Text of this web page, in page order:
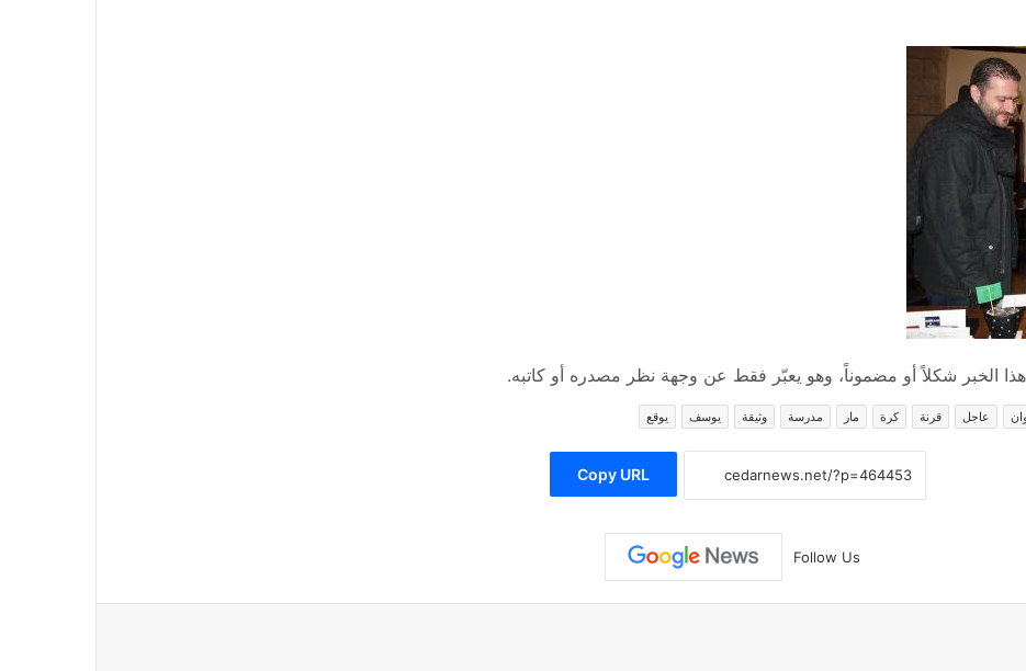
الخبر شكلاً أو مضموناً، وهو يعبّر فقط عن وجهة نظر مصدره أو كاتبه.
عاجل قرنة كرة مار مدرسة وثيقة يوسف يوقع
Copy URL
Follow Us